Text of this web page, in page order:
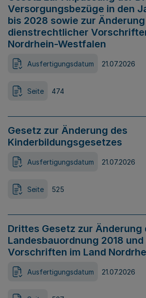
Versorgungsbezüge in den
bis 2028 sowie zur
dienstrechtlicher
Nordrhein-Westfalen
Ausfertigungsdatum 21.07.2026
Seite 474
Gesetz zur Änderung des
Kinderbildungsgesetzes
Ausfertigungsdatum 21.07.2026
Seite 525
Drittes Gesetz zur Änderung
Landesbauordnung 2018
Vorschriften im Land
Ausfertigungsdatum 21.07.2026